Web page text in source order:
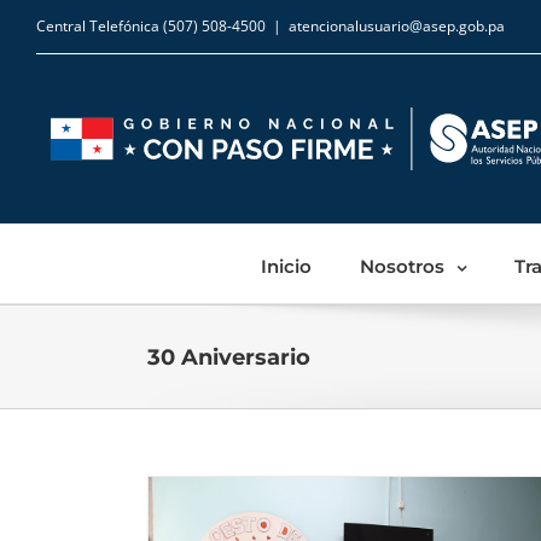
Central Telefónica (507) 508-4500 | atencionalusuario@asep.gob.pa
Inicio Nosotros
30 Aniversario